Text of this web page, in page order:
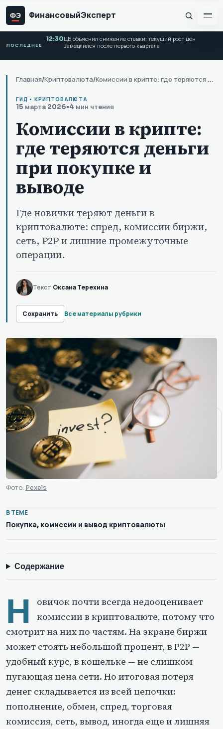
ФЭ ФинансовыйЭксперт
ПОСЛЕДНЕЕ
12:30ЦБ объяснил снижение ставки: текущий рост цен
замедлился после первого квартала
Главная/Криптовалюта/ Комиссии в крипте: где теряются деньги при покупке и выводе
ГИД • КРИПТОВАЛЮТА
15 марта 2026•4 мин чтения
Комиссии в крипте:
где теряются деньги
при покупке и
выводе
Где новички теряют деньги в
криптовалюте: спред, комиссии биржи,
сеть, P2P и лишние промежуточные
операции.
Текст Оксана Терехина
Сохранить Все материалы рубрики
Фото: Pexels
В ТЕМЕ
Покупка, комиссии и вывод криптовалюты
Содержание
Н
овичок почти всегда недооценивает
комиссии в криптовалюте, потому что
смотрит на них по частям. На экране биржи
может стоять небольшой процент, в P2P —
удобный курс, в кошельке — не слишком
пугающая цена сети. Но итоговая потеря
денег складывается из всей цепочки:
пополнение, обмен, спред, торговая
комиссия, сеть, вывод, иногда еще и лишняя